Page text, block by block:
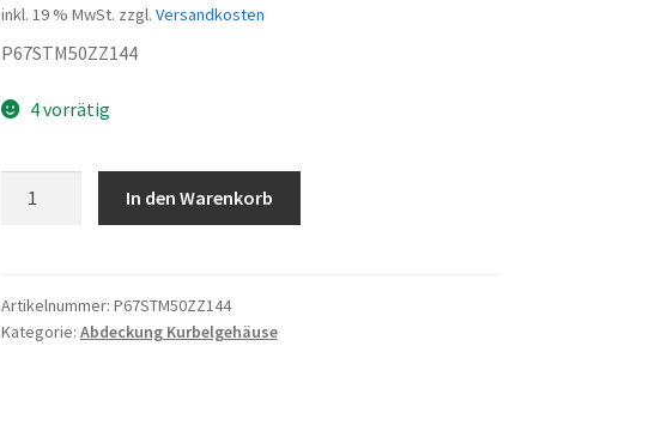
inkl. 19 % MwSt. zzgl. Versandkosten
P67STM50ZZ144
4 vorrätig
In den Warenkorb
Artikelnummer: P67STM50ZZ144
Kategorie: Abdeckung Kurbelgehäuse